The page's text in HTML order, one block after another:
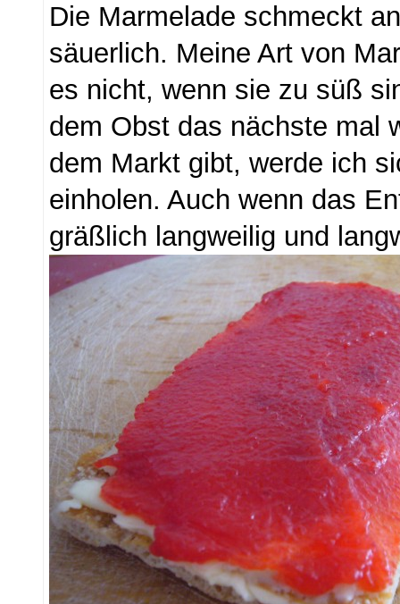
Die Marmelade schmeckt
säuerlich. Meine Art von
es nicht, wenn sie zu süß
dem Obst das nächste mal
dem Markt gibt, werde ich
einholen. Auch wenn das
gräßlich langweilig und